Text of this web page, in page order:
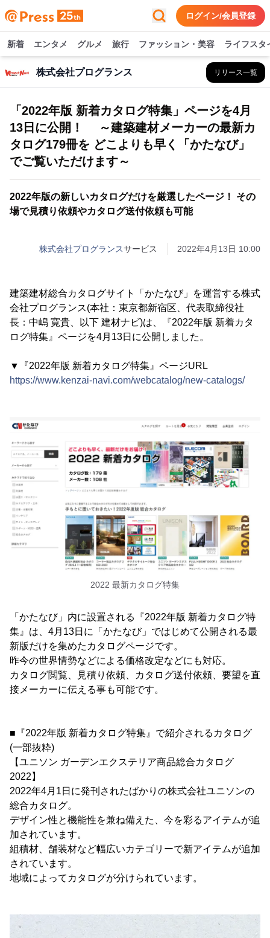
ログイン/会員登録
新着 エンタメ グルメ 旅行 ファッション・美容 ライフスタ
株式会社プログランス リリース一覧
「2022年版 新着カタログ特集」ページを4月
13日に公開！ ～建築建材メーカーの最新カ
タログ179冊を どこよりも早く「かたなび」
でご覧いただけます～
2022年版の新しいカタログだけを厳選したページ！ その
場で見積り依頼やカタログ送付依頼も可能
株式会社プログランスサービス 2022年4月13日 10:00
建築建材総合カタログサイト「かたなび」を運営する株式
会社プログランス(本社：東京都新宿区、代表取締役社
長：中嶋 寛貴、以下 建材ナビ)は、『2022年版 新着カタ
ログ特集』ページを4月13日に公開しました。
▼『2022年版 新着カタログ特集』ページURL
https://www.kenzai-navi.com/webcatalog/new-catalogs/
2022 最新カタログ特集
「かたなび」内に設置される『2022年版 新着カタログ特
集』は、4月13日に「かたなび」ではじめて公開される最
新版だけを集めたカタログページです。
昨今の世界情勢などによる価格改定などにも対応。
カタログ閲覧、見積り依頼、カタログ送付依頼、要望を直
接メーカーに伝える事も可能です。
■『2022年版 新着カタログ特集』で紹介されるカタログ
(一部抜粋)
【ユニソン ガーデンエクステリア商品総合カタログ
2022】
2022年4月1日に発刊されたばかりの株式会社ユニソンの
総合カタログ。
デザイン性と機能性を兼ね備えた、今を彩るアイテムが追
加されています。
組積材、舗装材など幅広いカテゴリーで新アイテムが追加
されています。
地域によってカタログが分けられています。